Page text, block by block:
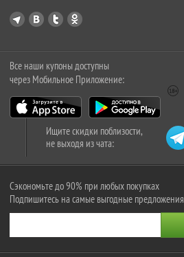
Все наши купоны доступны
через Мобильное Приложение:
Ищите скидки поблизости,
не выходя из чата:
Сэкономьте до 90% при любых покупках
Подпишитесь на самые выгодные предложения